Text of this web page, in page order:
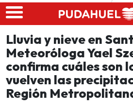
Skip to main content
Lluvia y nieve en
Meteoróloga Yael
confirma cuáles son
vuelven las
Región